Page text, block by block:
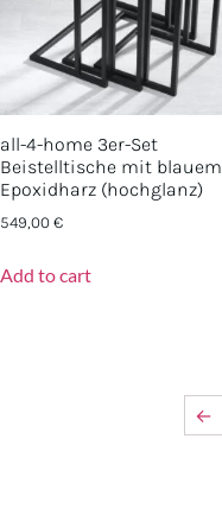
all-4-home 3er-Set
Beistelltische mit blauem
Epoxidharz (hochglanz)
549,00€
Add to cart
←